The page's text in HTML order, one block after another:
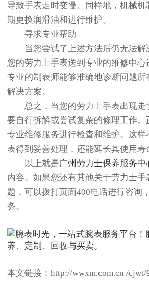
导致手表走时变慢。同样地，机械机
期更换润滑油和进行维护。
寻求专业帮助
当您尝试了上述方法后仍无法解
您的劳力士手表送到专业的维修中心
专业的制表师能够准确地诊断问题所
解决方案。
总之，当您的劳力士手表出现走
要自行拆解或尝试复杂的修理工作
专业维修服务进行检查和维护。这样
表得到妥善处理，还能延长其使用寿
以上就是广州劳力士保养服务中
内容。如果您还有其他关于劳力士手
题，可以拨打页面400电话进行咨询
务。
本文链接：http://wwxm.com.cn /cjwt/